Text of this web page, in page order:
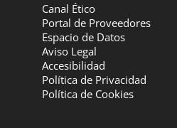
Canal Ético
Portal de Proveedores
Espacio de Datos
Aviso Legal
Accesibilidad
Política de Privacidad
Política de Cookies